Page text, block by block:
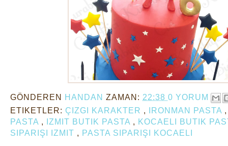
GÖNDEREN HANDAN ZAMAN: 22:38 0 YORUM
ETIKETLER: ÇIZGI KARAKTER , IRONMAN PASTA
PASTA , IZMIT BUTIK PASTA , KOCAELI BUTIK
SIPARIŞI IZMIT , PASTA SIPARIŞI KOCAELI